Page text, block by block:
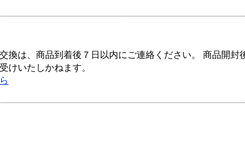
換は、商品到着後７日以内にご連絡ください。 商品開封
けいたしかねます。